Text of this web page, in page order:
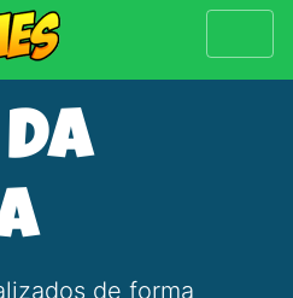
de forma